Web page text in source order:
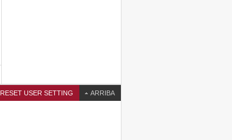
RESET USER SETTING ARRIBA